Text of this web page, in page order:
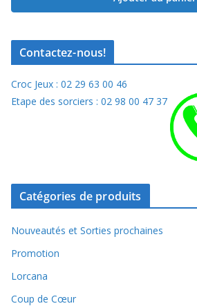
Contactez-nous!
Croc Jeux : 02 29 63 00 46
Etape des sorciers : 02 98 00 47 37
Catégories de produits
Nouveautés et Sorties prochaines
Promotion
Lorcana
Coup de Cœur